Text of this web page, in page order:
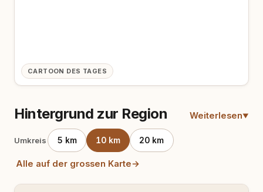
Hintergrund zur Region Weiterlesen
CARTOON DES TAGES
Umkreis 5 km 10 km 20 km
Alle auf der grossen Karte→